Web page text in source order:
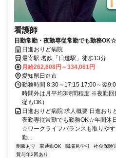
看護師
日勤常勤・夜勤専従常勤でも勤務
ほぼなし☆ワークライフバランスも取
◆夜勤回数は相談OK！【日進市、日
日進おりど病院
最寄駅 名鉄「日進駅」徒歩13分
月給262,608円～334,061円
愛知県日進市
勤務時間 8:30～17:15 17:00～翌
時間外は月平均3時間程度 ※夜勤
従もOK）
日進おりど病院 求人概要 日進おり
夜勤専従常勤でも勤務OK☆年間休
☆ワークライフバランスも取りや
勤...
制服あり 車通勤OK 職場見学可 社会保険
賞与年2回あり